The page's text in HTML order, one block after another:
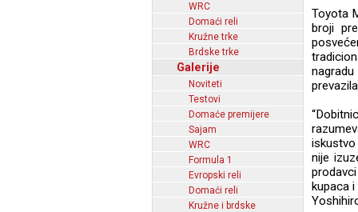
WRC
Domaći reli
Kružne trke
Brdske trke
Galerije
Noviteti
Testovi
Domaće premijere
Sajam
WRC
Formula 1
Evropski reli
Domaći reli
Kružne i brdske
Toyota
broji
iskustvo
nije
kupaca i